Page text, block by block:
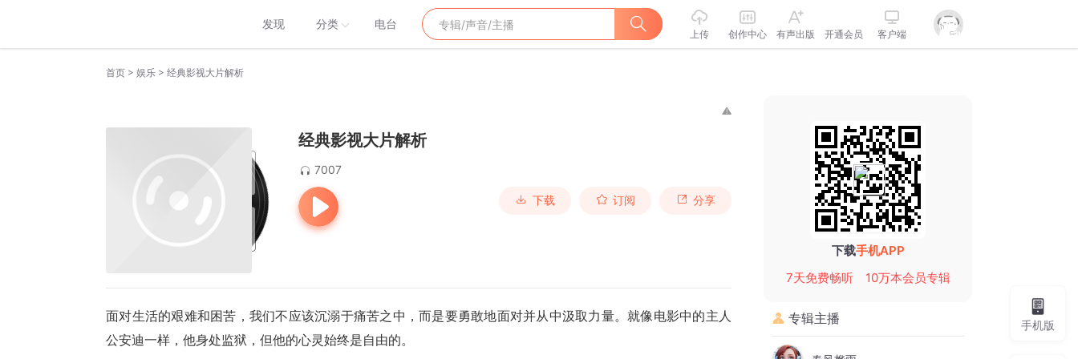
发现 分类 电台
上传 创作中心 有声出版 开通会员 客户端
首页 > 娱乐 > 经典影视大片解析
经典影视大片解析
7007
下载 订阅 分享
面对生活的艰难和困苦，我们不应该沉溺于痛苦之中，而是要勇敢地面对并从中汲取力量。就像电影中的主人
公安迪一样，他身处监狱，但他的心灵始终是自由的。
下载手机APP
7天免费畅听
10万本会员专辑
专辑主播 手机版